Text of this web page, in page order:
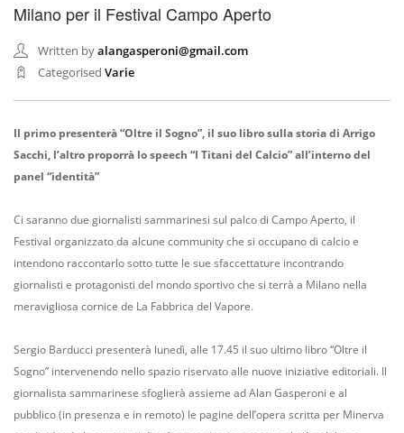
Milano per il Festival Campo Aperto
Written byalangasperoni@gmail.com
Categorised Varie
Il primo presenterà “Oltre il Sogno”, il suo libro sulla storia di Arrigo
Sacchi, l’altro proporrà lo speech “I Titani del Calcio” all’interno del
panel “identità”
Ci saranno due giornalisti sammarinesi sul palco di Campo Aperto, il
Festival organizzato da alcune community che si occupano di calcio e
intendono raccontarlo sotto tutte le sue sfaccettature incontrando
giornalisti e protagonisti del mondo sportivo che si terrà a Milano nella
meravigliosa cornice de La Fabbrica del Vapore.
Sergio Barducci presenterà lunedì, alle 17.45 il suo ultimo libro “Oltre il
Sogno” intervenendo nello spazio riservato alle nuove iniziative editoriali. Il
giornalista sammarinese sfoglierà assieme ad Alan Gasperoni e al
pubblico (in presenza e in remoto) le pagine dell’opera scritta per Minerva